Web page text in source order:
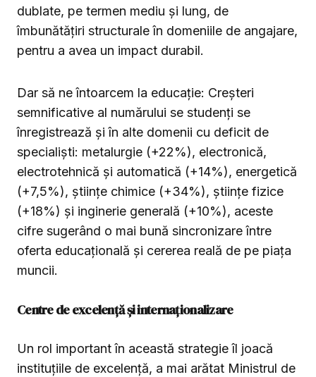
dublate, pe termen mediu și lung, de
îmbunătățiri structurale în domeniile de angajare,
pentru a avea un impact durabil.
Dar să ne întoarcem la educație: Creșteri
semnificative al numărului se studenți se
înregistrează și în alte domenii cu deficit de
specialiști: metalurgie (+22%), electronică,
electrotehnică și automatică (+14%), energetică
(+7,5%), științe chimice (+34%), științe fizice
(+18%) și inginerie generală (+10%), aceste
cifre sugerând o mai bună sincronizare între
oferta educațională și cererea reală de pe piața
muncii.
Centre de excelență și internaționalizare
Un rol important în această strategie îl joacă
instituțiile de excelență, a mai arătat Ministrul de